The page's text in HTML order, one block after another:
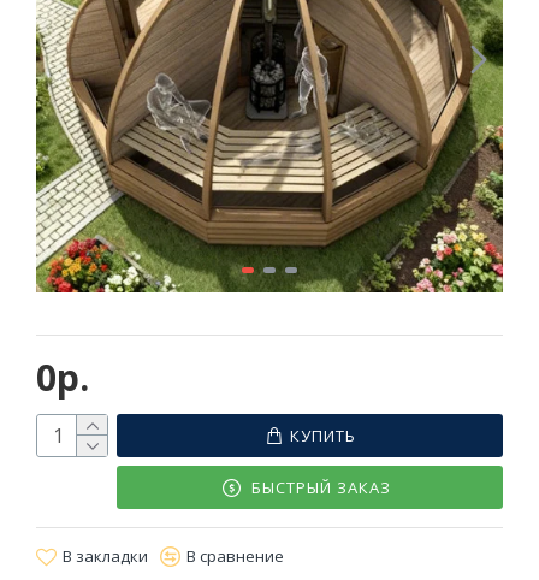
0р.
КУПИТЬ
БЫСТРЫЙ ЗАКАЗ
В закладки В сравнение